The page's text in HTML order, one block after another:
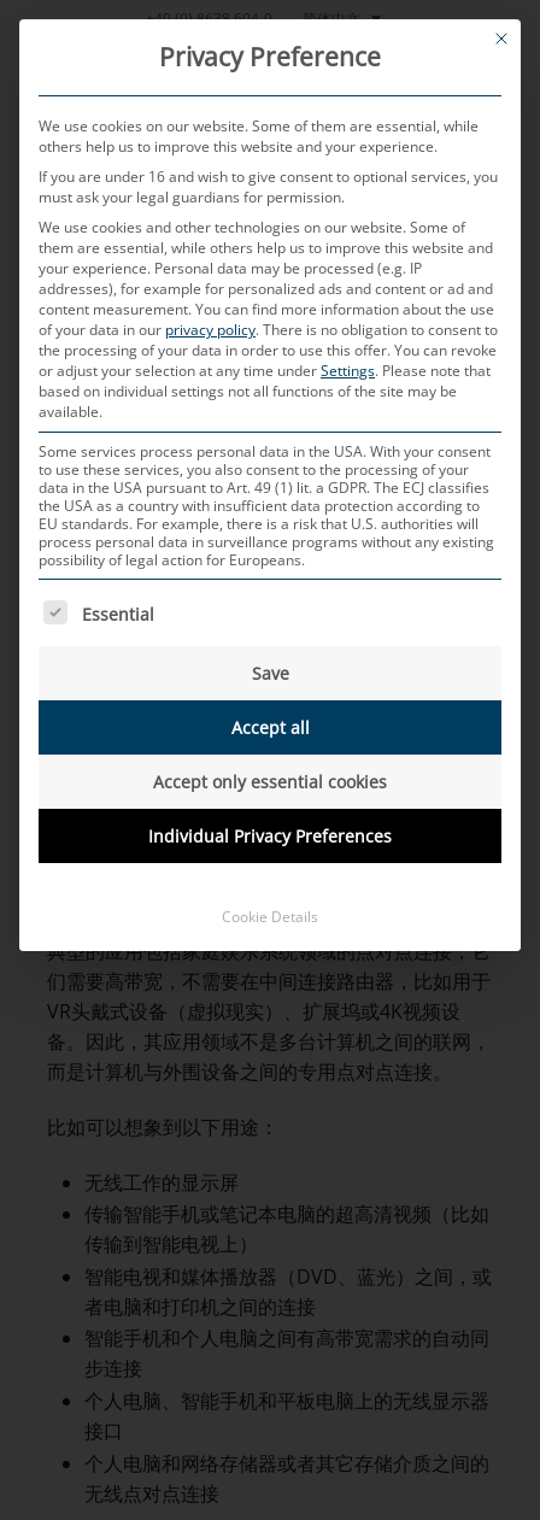
+49 (0) 8638 604-0 简体中文
MENU
POSTED ON2023年12月14日 BYCHRISTIAN NEULINGER
WiGig
WiGig代表什么？
WLAN标准802.11ad被称为无线吉比特，简称
WiGig。这一标准的下一代标准是IEEE802.11ay，它
可以排除标准定义中现有的误差，进一步提高数据传
送率。这一标准由包括大量电脑和电脑软件制造商
（英特尔、微软、戴尔、松下）的无线吉比特联盟与
Wi-Fi联盟合作制订。
可证的60 GHz频段。但该标准不是典型的有接入点
和大量WLAN客户端的WLAN联网，而是更多用于吉
比特范围内有高数据传输速率的点对点连接中的无线
通信。为满足数据传输速率方面的高要求，放弃向下
兼容所有之前的WLAN标准。
典型的应用包括家庭娱乐系统领域的点对点连接，它
们需要高带宽，不需要在中间连接路由器，比如用于
VR头戴式设备（虚拟现实）、扩展坞或4K视频设
备。因此，其应用领域不是多台计算机之间的联网，
而是计算机与外围设备之间的专用点对点连接。
比如可以想象到以下用途：
无线工作的显示屏
传输智能手机或笔记本电脑的超高清视频（比如
传输到智能电视上）
智能电视和媒体播放器（DVD、蓝光）之间，或
者电脑和打印机之间的连接
智能手机和个人电脑之间有高带宽需求的自动同
步连接
个人电脑、智能手机和平板电脑上的无线显示器
接口
个人电脑和网络存储器或者其它存储介质之间的
无线点对点连接
This
Privacy Preference
We use cookies on our website. Some of them are essential, while
others help us to improve this website and your experience.
If you are under 16 and wish to give consent to optional services, you
must ask your legal guardians for permission.
We use cookies and other technologies on our website. Some of
them are essential, while others help us to improve this website and
your experience. Personal data may be processed (e.g. IP
addresses), for example for personalized ads and content or ad and
content measurement.You can find more information about the use
of your data in our privacy policy.There is no obligation to consent to
the processing of your data in order to use this offer.You can revoke
or adjust your selection at any time underSettings. Please note that
based on individual settings not all functions of the site may be
available.
Some services process personal data in the USA. With your consent
to use these services, you also consent to the processing of your
data in the USA pursuant to Art. 49 (1) lit. a GDPR. The ECJ classifies
the USA as a country with insufficient data protection according to
EU standards. For example, there is a risk that U.S. authorities will
process personal data in surveillance programs without any existing
possibility of legal action for Europeans.
THE FOLLOWING IS A LIST OF SERVICE GROUPS FOR
Essential
Save
Accept all
Accept only essential cookies
Individual Privacy Preferences
Cookie Details